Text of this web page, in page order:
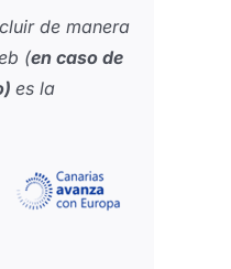
de manera
(en caso de
es la